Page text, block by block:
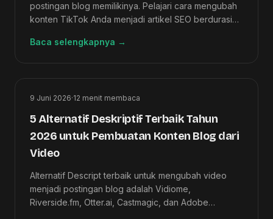
postingan blog memilikinya. Pelajari cara mengubah
konten TikTok Anda menjadi artikel SEO berdurasi
menggunakan AI.
Baca selengkapnya →
9 Juni 2026·12 menit membaca
5 Alternatif Deskriptif Terbaik Tahun
2026 untuk Pembuatan Konten Blog dari
Video
Alternatif Descript terbaik untuk mengubah video
menjadi postingan blog adalah Vidiome,
Riverside.fm, Otter.ai, Castmagic, dan Adobe